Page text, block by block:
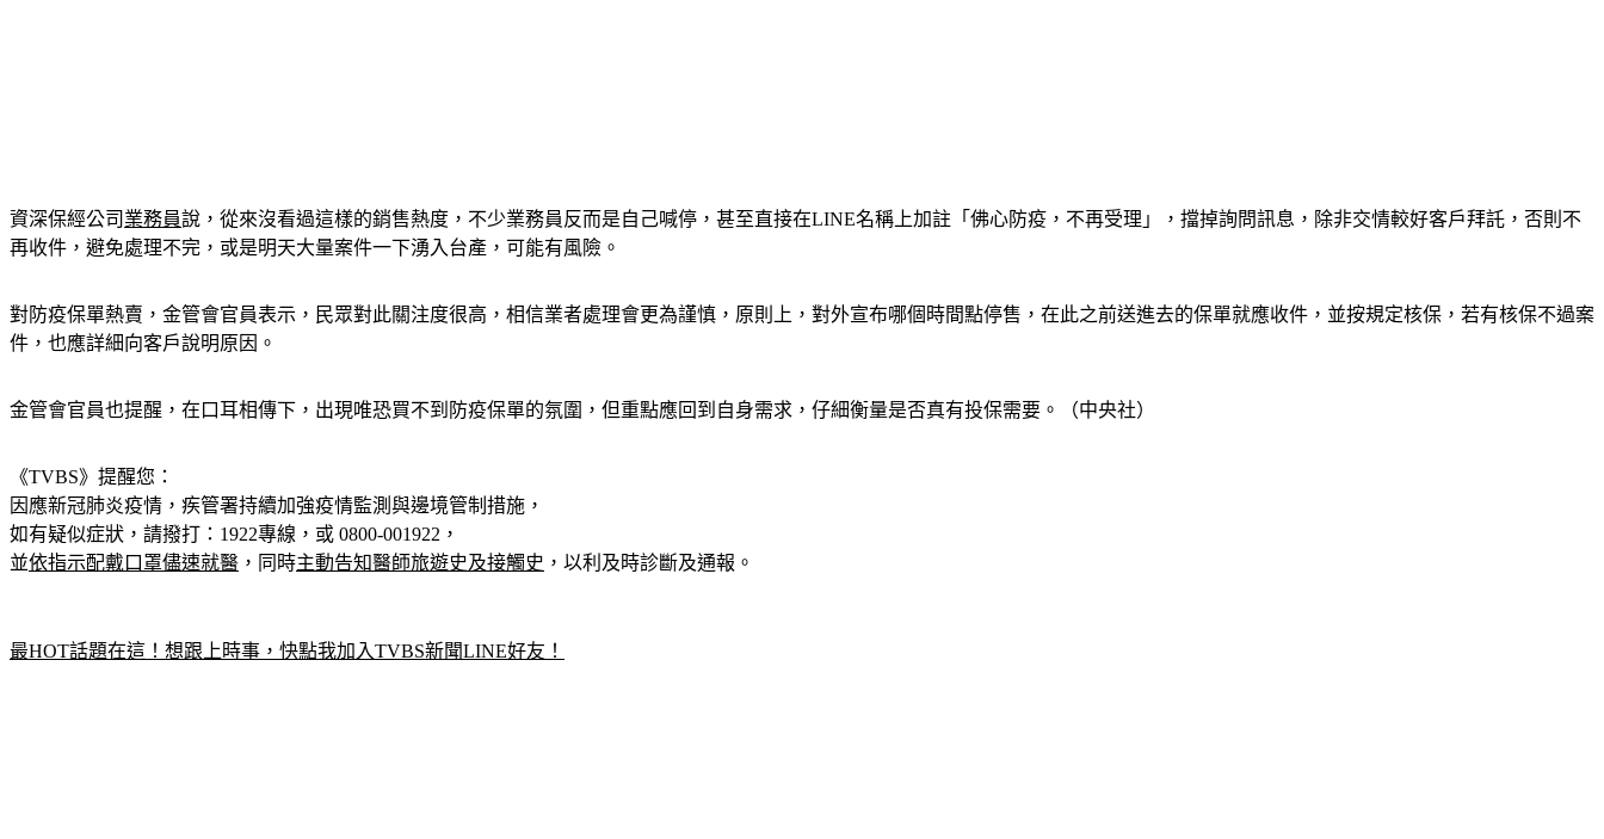
資深保經公司 業務員說，從來沒看過這樣的銷售熱度，不少業務員反而是自己喊停，甚至直接在LINE名稱上加註「佛心防疫，不再受理」，擋掉詢問訊息，除非交情較好客戶拜託，否則不
再收件，避免處理不完，或是明天大量案件一下湧入台產，可能有風險。
對防疫保單熱賣，金管會官員表示，民眾對此關注度很高，相信業者處理會更為謹慎，原則上，對外宣布哪個時間點停售，在此之前送進去的保單就應收件，並按規定核保，若有核保不過案
件，也應詳細向客戶說明原因。
金管會官員也提醒，在口耳相傳下，出現唯恐買不到防疫保單的氛圍，但重點應回到自身需求，仔細衡量是否真有投保需要。（中央社）
《TVBS》提醒您：
因應新冠肺炎疫情，疾管署持續加強疫情監測與邊境管制措施，
如有疑似症狀，請撥打：1922專線，或 0800-001922，
並依指示配戴口罩儘速就醫 ，同時主動告知醫師旅遊史及接觸史 ，以利及時診斷及通報。
最HOT話題在這！想跟上時事，快點我加入TVBS新聞LINE好友！